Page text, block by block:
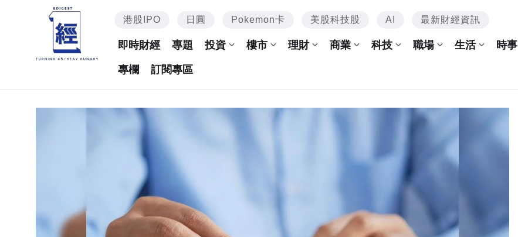
港股IPO 日圓 Pokemon卡 美股科技股 AI 最新財經資訊
即時財經 專題 投資 樓市 理財 商業 科技 職場 生活 時事
專欄 訂閱專區